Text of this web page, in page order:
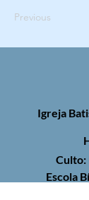
Previous
Igreja
Culto:
Escola